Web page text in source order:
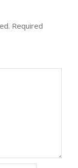
Required